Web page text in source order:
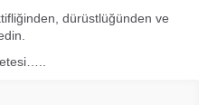
dürüstlüğünden ve